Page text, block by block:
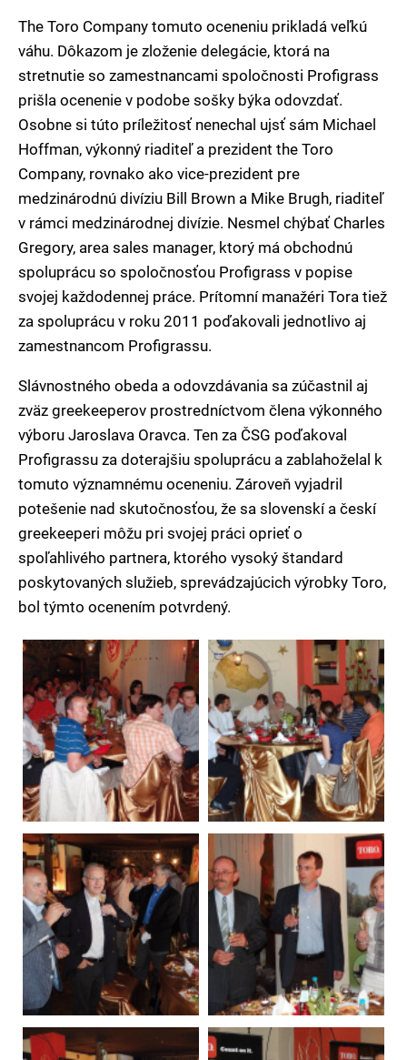
The Toro Company tomuto oceneniu prikladá veľkú
váhu. Dôkazom je zloženie delegácie, ktorá na
stretnutie so zamestnancami spoločnosti Profigrass
prišla ocenenie v podobe sošky býka odovzdať.
Osobne si túto príležitosť nenechal ujsť sám Michael
Hoffman, výkonný riaditeľ a prezident the Toro
Company, rovnako ako vice-prezident pre
medzinárodnú divíziu Bill Brown a Mike Brugh, riaditeľ
v rámci medzinárodnej divízie. Nesmel chýbať Charles
Gregory, area sales manager, ktorý má obchodnú
spoluprácu so spoločnosťou Profigrass v popise
svojej každodennej práce. Prítomní manažéri Tora tiež
za spoluprácu v roku 2011 poďakovali jednotlivo aj
zamestnancom Profigrassu.
Slávnostného obeda a odovzdávania sa zúčastnil aj
zväz greekeeperov prostredníctvom člena výkonného
výboru Jaroslava Oravca. Ten za ČSG poďakoval
Profigrassu za doterajšiu spoluprácu a zablahoželal k
tomuto významnému oceneniu. Zároveň vyjadril
potešenie nad skutočnosťou, že sa slovenskí a českí
greekeeperi môžu pri svojej práci oprieť o
spoľahlivého partnera, ktorého vysoký štandard
poskytovaných služieb, sprevádzajúcich výrobky Toro,
bol týmto ocenením potvrdený.